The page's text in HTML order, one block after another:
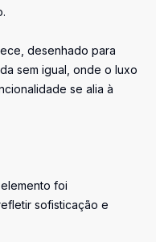
desenhado para
sem igual, onde o luxo
se alia à
foi
sofisticação e